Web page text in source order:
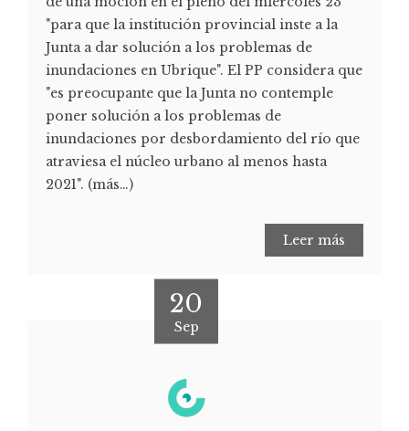
"para que la institución provincial inste a la
Junta a dar solución a los problemas de
inundaciones en Ubrique". El PP considera que
"es preocupante que la Junta no contemple
poner solución a los problemas de
inundaciones por desbordamiento del río que
atraviesa el núcleo urbano al menos hasta
2021". (más…)
Leer más
20
Sep